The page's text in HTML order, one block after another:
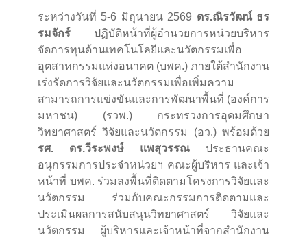
ระหว่างวันที่ 5-6 มิถุนายน 2569 ดร.ณิรวัฒน์ ธร
รมจักร์ ปฏิบัติหน้าที่ผู้อำนวยการหน่วยบริหาร
จัดการทุนด้านเทคโนโลยีและนวัตกรรมเพื่อ
อุตสาหกรรมแห่งอนาคต (บพค.) ภายใต้สำนักงาน
เร่งรัดการวิจัยและนวัตกรรมเพื่อเพิ่มความ
สามารถการแข่งขันและการพัฒนาพื้นที่ (องค์การ
มหาชน) (รวพ.) กระทรวงการอุดมศึกษา
วิทยาศาสตร์ วิจัยและนวัตกรรม (อว.) พร้อมด้วย
รศ. ดร.วีระพงษ์ แพสุวรรณ ประธานคณะ
อนุกรรมการประจำหน่วยฯ คณะผู้บริหาร และเจ้า
หน้าที่ บพค. ร่วมลงพื้นที่ติดตามโครงการวิจัยและ
นวัตกรรม ร่วมกับคณะกรรมการติดตามและ
ประเมินผลการสนับสนุนวิทยาศาสตร์ วิจัยและ
นวัตกรรม ผู้บริหารและเจ้าหน้าที่จากสำนักงาน